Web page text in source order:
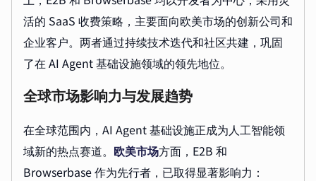
活的 SaaS 收费策略，主要面向欧美市场的创新公司和
企业客户。两者通过持续技术迭代和社区共建，巩固
了在 AI Agent 基础设施领域的领先地位。
全球市场影响力与发展趋势
在全球范围内，AI Agent 基础设施正成为人工智能领
域新的热点赛道。 欧美市场方面，E2B 和
Browserbase 作为先行者，已取得显著影响力：